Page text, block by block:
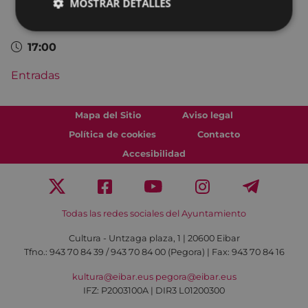
17:00
Entradas
Mapa del Sitio
Aviso legal
Política de cookies
Contacto
Accesibilidad
Todas las redes sociales del Ayuntamiento
Cultura - Untzaga plaza, 1 | 20600 Eibar
Tfno.: 943 70 84 39 / 943 70 84 00 (Pegora) | Fax: 943 70 84 16
kultura@eibar.eus pegora@eibar.eus
IFZ: P2003100A | DIR3 L01200300
MOSTRAR DETALLES